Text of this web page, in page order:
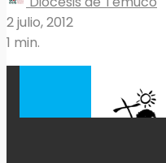
2 julio, 2012
1 min.